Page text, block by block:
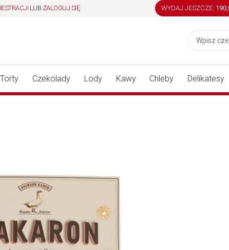
LUB ZALOGUJ SIĘ WYDAJ JESZCZE:
Torty Czekolady Lody Kawy Chleby Delikatesy